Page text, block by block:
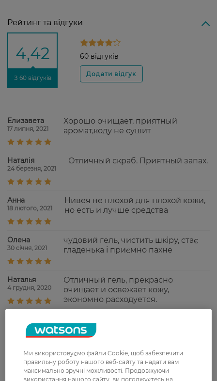
Рейтинг та відгуки
4,42
З 60 відгуків
60 відгуків
Елизавета
17 липня, 2021
Хорошо очищает, приятный
аромат,коду не сушит
Наталія
24 березня, 2021
Отличный скраб. Приятный запах.
Анна
18 лютого, 2021
Нивея не плохой для плохой кожи,
но есть и лучше средства
Олена
30 січня, 2021
чудовий гель, чистить шкіру, стає
гладенька і приємно пахне
Наталья
4 грудня, 2020
Отличный гель, прекрасно
очищает и освежает кожу,
экономно расходуется.
Показати ще
Доставка
Ми використовуємо файли Cookie, щоб забезпечити
правильну роботу нашого веб-сайту та надати вам
максимально зручні можливості. Продовжуючи
використання нашого сайту, ви погоджуєтесь на